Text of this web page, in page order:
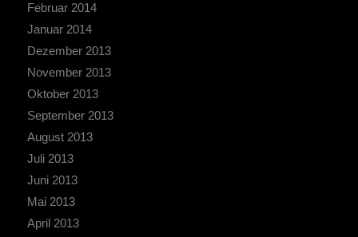
Februar 2014
Januar 2014
Dezember 2013
November 2013
Oktober 2013
September 2013
August 2013
Juli 2013
Juni 2013
Mai 2013
April 2013